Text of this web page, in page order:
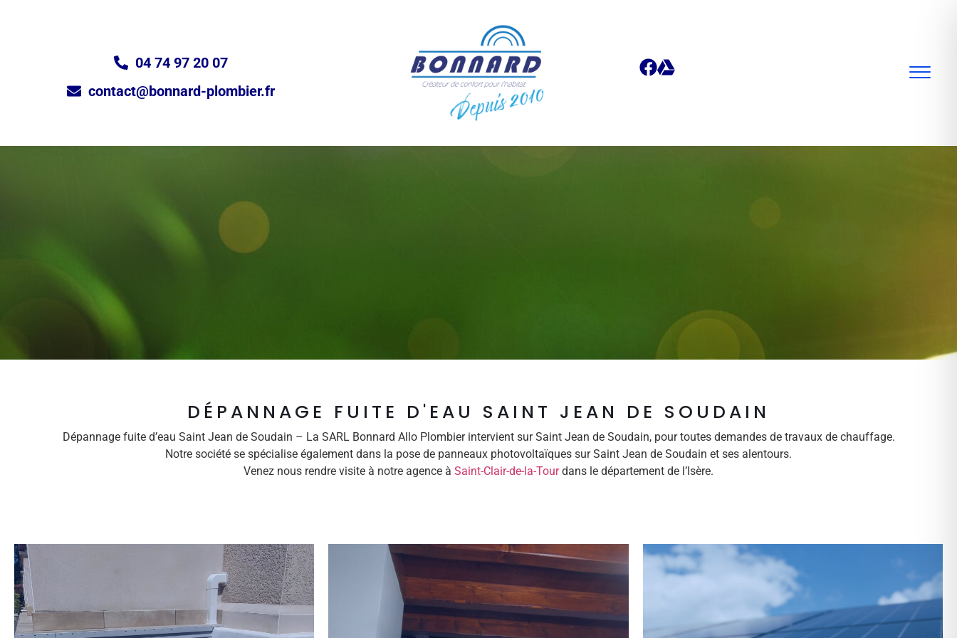
04 74 97 20 07
contact@bonnard-plombier.fr
DÉPANNAGE FUITE D'EAU SAINT JEAN DE SOUDAIN
Dépannage fuite d’eau Saint Jean de Soudain – La SARL Bonnard Allo Plombier intervient sur Saint Jean de Soudain, pour toutes demandes de travaux de chauffage.
Notre société se spécialise également dans la pose de panneaux photovoltaïques sur Saint Jean de Soudain et ses alentours.
Venez nous rendre visite à notre agence à Saint-Clair-de-la-Tourdans le département de l’Isère.